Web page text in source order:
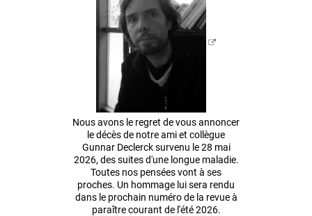
Nous avons le regret de vous annoncer
le décès de notre ami et collègue
Gunnar Declerck survenu le 28 mai
2026, des suites d'une longue maladie.
Toutes nos pensées vont à ses
proches. Un hommage lui sera rendu
dans le prochain numéro de la revue à
paraître courant de l'été 2026.